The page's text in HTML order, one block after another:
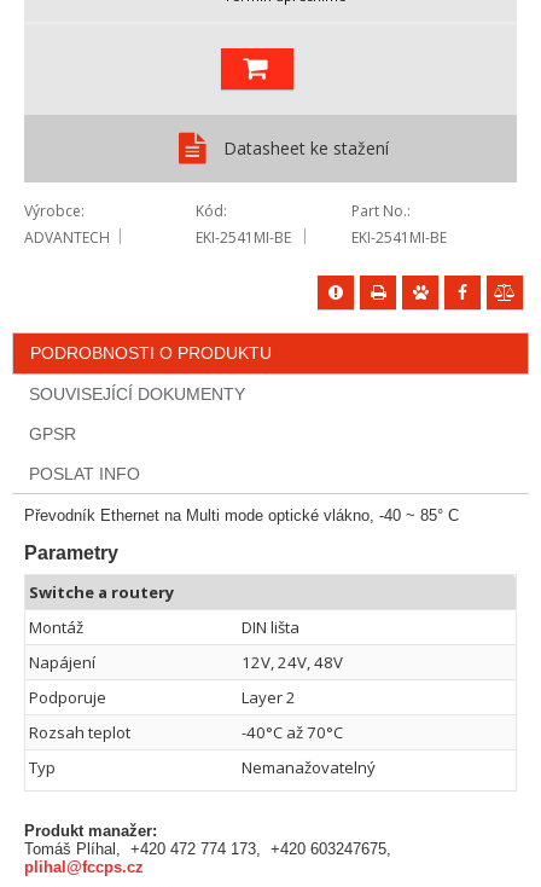
Datasheet ke stažení
Výrobce
ADVANTECH
Kód
EKI-2541MI-BE
Part No.
EKI-2541MI-BE
PODROBNOSTI O PRODUKTU
SOUVISEJÍCÍ DOKUMENTY
GPSR
POSLAT INFO
Převodník Ethernet na Multi mode optické vlákno, -40 ~ 85° C
Parametry
Switche a routery
Montáž
DIN lišta
Napájení
12V, 24V, 48V
Podporuje
Layer 2
Rozsah teplot
-40°C až 70°C
Typ
Nemanažovatelný
Produkt manažer:
Tomáš Plíhal, +420 472 774 173, +420 603247675,
plihal@fccps.cz